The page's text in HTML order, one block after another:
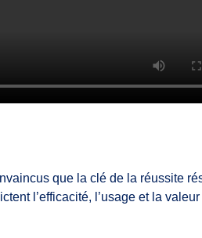
que la clé de la réussite
l’efficacité, l’usage et la